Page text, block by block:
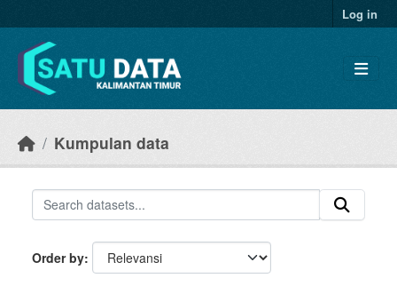
Log in
Kumpulan data
Order by